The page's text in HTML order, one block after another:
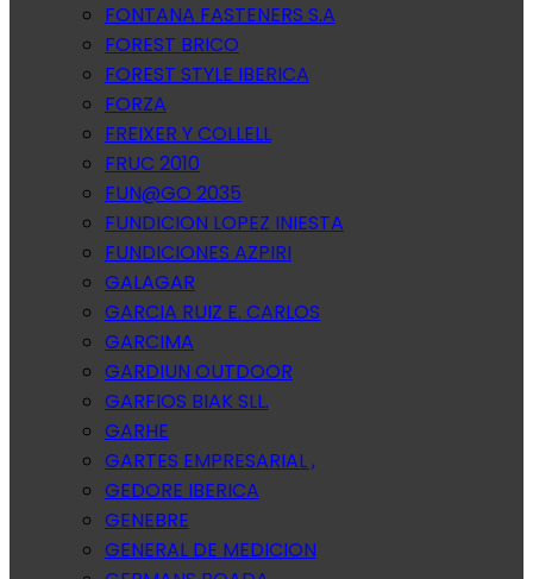
FONTANA FASTENERS S.A
FOREST BRICO
FOREST STYLE IBERICA
FORZA
FREIXER Y COLLELL
FRUC 2010
FUN@GO 2035
FUNDICION LOPEZ INIESTA
FUNDICIONES AZPIRI
GALAGAR
GARCIA RUIZ E. CARLOS
GARCIMA
GARDIUN OUTDOOR
GARFIOS BIAK SLL.
GARHE
GARTES EMPRESARIAL ,
GEDORE IBERICA
GENEBRE
GENERAL DE MEDICION